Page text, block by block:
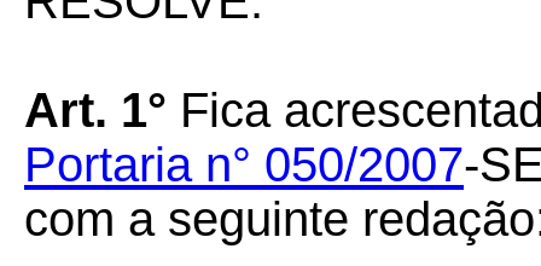
Art. 1° Fica
Portaria n° 050/2007-
com a seguinte